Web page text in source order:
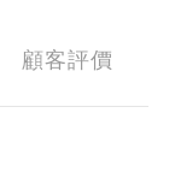
顧客評價